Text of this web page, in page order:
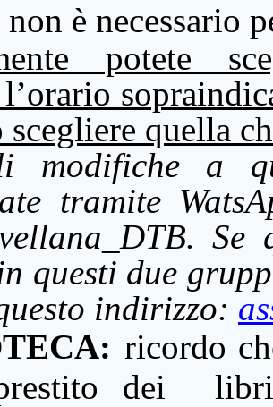
non è
potete
l’orario
scegliere quella
modifiche a
tramite
. Se
questi due
indirizzo:
ricordo
dei